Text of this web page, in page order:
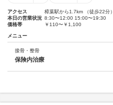
アクセス
樟葉駅から1.7km （徒歩22分）
本日の営業状況 8:30〜12:00 15:00〜19:30
価格帯
￥110〜￥1,100
メニュー
接骨・整骨
保険内治療